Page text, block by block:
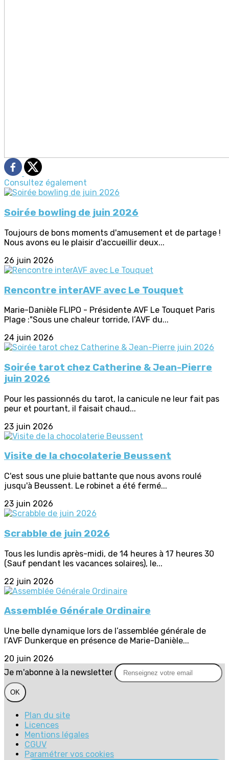
Consultez également
Soirée bowling de juin 2026
Toujours de bons moments d'amusement et de partage !
Nous avons eu le plaisir d'accueillir deux...
26 juin 2026
Rencontre interAVF avec Le Touquet
Marie-Danièle FLIPO - Présidente AVF Le Touquet Paris
Plage :"Sous une chaleur torride, l’AVF du...
24 juin 2026
Soirée tarot chez Catherine & Jean-Pierre
juin 2026
Pour les passionnés du tarot, la canicule ne leur fait pas
peur et pourtant, il faisait chaud...
23 juin 2026
Visite de la chocolaterie Beussent
C'est sous une pluie battante que nous avons roulé
jusqu'à Beussent. Le robinet a été fermé...
23 juin 2026
Scrabble de juin 2026
Tous les lundis après-midi, de 14 heures à 17 heures 30
(Sauf pendant les vacances solaires), le...
22 juin 2026
Assemblée Générale Ordinaire
Une belle dynamique lors de l’assemblée générale de
l’AVF Dunkerque en présence de Marie-Danièle...
20 juin 2026
Je m'abonne à la newsletter
OK
Plan du site
Licences
Mentions légales
CGUV
Paramétrer vos cookies